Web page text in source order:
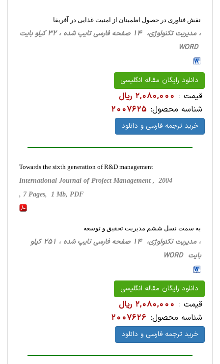
نقش فناوری در حصول اطمینان از امنیت غذایی در آفریقا
، مدیریت تکنولوژی، 14 صفحه فارسی تایپ شده ، 32 کیلو بایت
WORD
دانلود رایگان مقاله انگلیسی
قیمت : 2,080,000 ریال
شناسه محصول: 2007625
خرید ترجمه فارسی و دانلود
Towards the sixth generation of R&D management
International Journal of Project Management , 2004
, 7 Pages, 1 Mb, PDF
به سمت نسل ششم مدیریت تحقیق و توسعه
، مدیریت تکنولوژی، 14 صفحه فارسی تایپ شده ، 251 کیلو
بایت WORD
دانلود رایگان مقاله انگلیسی
قیمت : 2,080,000 ریال
شناسه محصول: 2007626
خرید ترجمه فارسی و دانلود